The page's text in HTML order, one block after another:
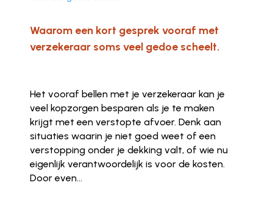
Waarom een kort gesprek vooraf met
verzekeraar soms veel gedoe scheelt.
Het vooraf bellen met je verzekeraar kan je
veel kopzorgen besparen als je te maken
krijgt met een verstopte afvoer. Denk aan
situaties waarin je niet goed weet of een
verstopping onder je dekking valt, of wie nu
eigenlijk verantwoordelijk is voor de kosten.
Door even...